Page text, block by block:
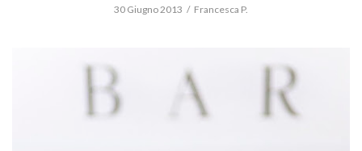
30 Giugno 2013 Francesca P.